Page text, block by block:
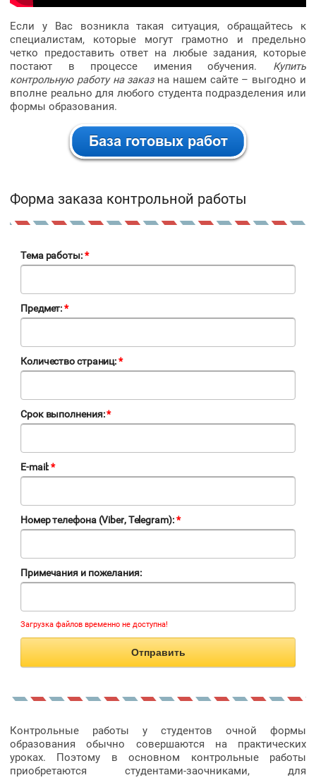
Если у Вас возникла такая ситуация, обращайтесь к
специалистам, которые могут грамотно и предельно
четко предоставить ответ на любые задания, которые
постают в процессе имения обучения. Купить
контрольную работу на заказна нашем сайте – выгодно и
вполне реально для любого студента подразделения или
формы образования.
Форма заказа контрольной работы
Тема работы:*
Предмет:*
Количество страниц:*
Срок выполнения:*
E-mail:*
Номер телефона (Viber, Telegram):*
Примечания и пожелания:
Загрузка файлов временно не доступна!
Отправить
Контрольные работы у студентов очной формы
образования обычно совершаются на практических
уроках. Поэтому в основном контрольные работы
приобретаются студентами-заочниками, для